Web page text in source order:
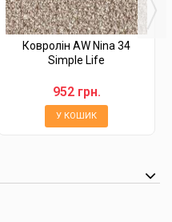
Ковролін AW Nina 34
Simple Life
952 грн.
У КОШИК